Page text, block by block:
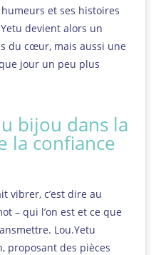
et ses histoires
devient alors un
du cœur, mais aussi une
jour un peu plus
bijou dans la
la confiance
vibrer, c’est dire au
– qui l’on est et ce que
Lou.Yetu
proposant des pièces